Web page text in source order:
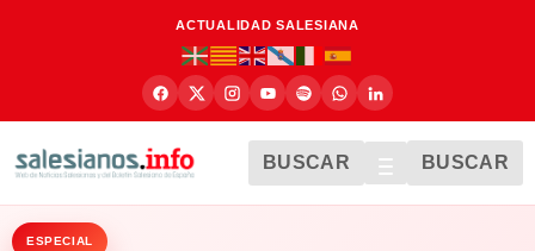
ACTUALIDAD SALESIANA
BUSCAR BUSCAR
ESPECIAL